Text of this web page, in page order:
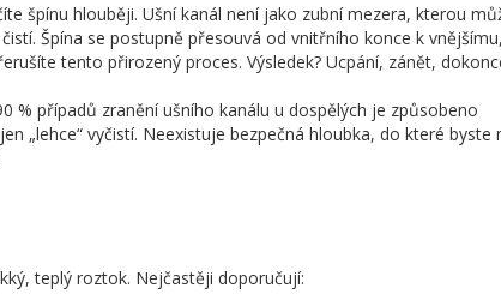
špínu hlouběji. Ušní kanál není jako zubní mezera, kterou
Špína se postupně přesouvá od vnitřního konce k
tento přirozený proces. Výsledek? Ucpání, zánět,
% případů zranění ušního kanálu u dospělých je způsobeno
„lehce“ vyčistí. Neexistuje bezpečná hloubka, do které byste
teplý roztok. Nejčastěji doporučují: